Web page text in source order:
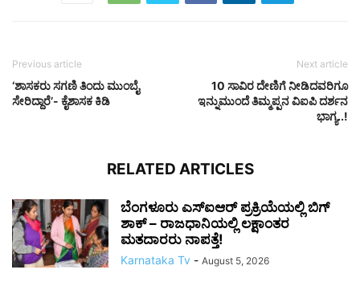
Previous article
‘ಶಾಸಕರು ಸಗಣಿ ತಿಂದು ಮುಂಬೈ
ಸೇರಿದ್ದಾರೆ’- ಕೈಶಾಸಕ ಕಿಡಿ
Next article
10 ಸಾವಿರ ದೇಣಿಗೆ ನೀಡಿದವರಿಗೂ
ಇನ್ನುಮುಂದೆ ತಿಮ್ಮಪ್ಪನ ವಿಐಪಿ ದರ್ಶನ
ಭಾಗ್ಯ..!
RELATED ARTICLES
ಬೆಂಗಳೂರು ಎಸ್‌ಐಆರ್ ಪ್ರಕ್ರಿಯೆಯಲ್ಲಿ ಬಿಗ್
ಶಾಕ್ – ರಾಜಧಾನಿಯಲ್ಲಿ ಲಕ್ಷಾಂತರ
ಮತದಾರರು ನಾಪತ್ತೆ!
Karnataka Tv - August 5, 2026